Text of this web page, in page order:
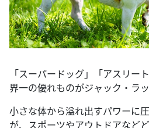
「スーパードッグ」「アスリー
界一の優れものがジャック・ラ
小さな体から溢れ出すパワーに
が、スポーツやアウトドアなど